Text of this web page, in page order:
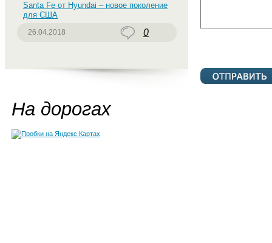
Santa Fe от Hyundai – новое поколение
для США
26.04.2018 0
На дорогах